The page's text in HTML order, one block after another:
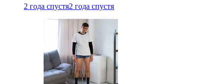
2 года спустя2 года спустя